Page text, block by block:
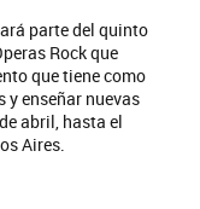
parte del quinto
Rock que
que tiene como
enseñar nuevas
abril, hasta el
Aires.